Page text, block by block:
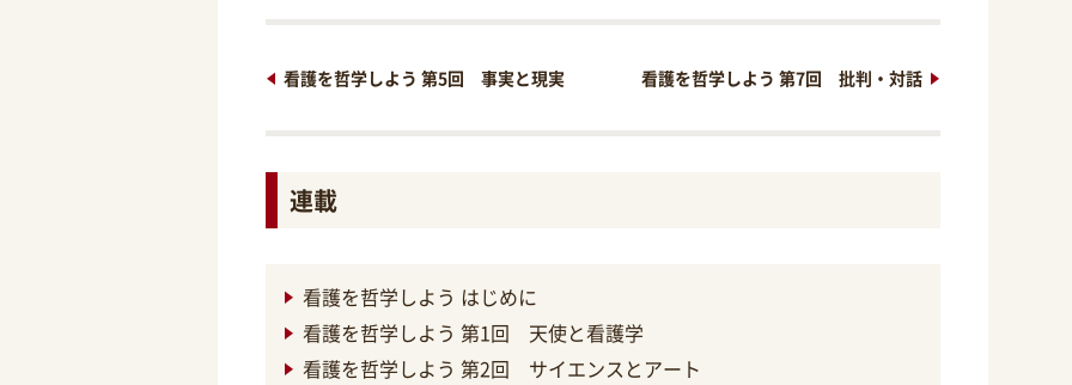
看護を哲学しよう 第5回 事実と現実 看護を哲学しよう 第7回 批判・対話
連載
看護を哲学しよう はじめに
看護を哲学しよう 第1回 天使と看護学
看護を哲学しよう 第2回 サイエンスとアート